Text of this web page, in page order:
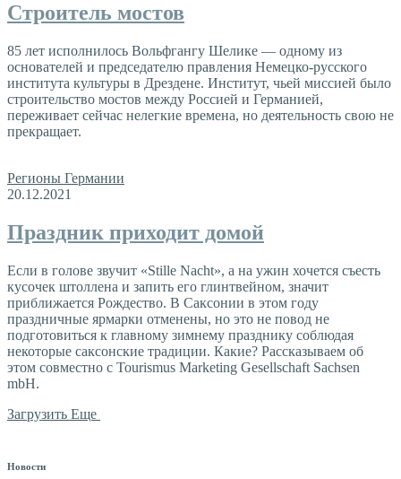
Строитель мостов
85 лет исполнилось Вольфгангу Шелике — одному из
основателей и председателю правления Немецко-русского
института культуры в Дрездене. Институт, чьей миссией было
строительство мостов между Россией и Германией,
переживает сейчас нелегкие времена, но деятельность свою не
прекращает.
Регионы Германии
20.12.2021
Праздник приходит домой
Если в голове звучит «Stille Nacht», а на ужин хочется съесть
кусочек штоллена и запить его глинтвейном, значит
приближается Рождество. В Саксонии в этом году
праздничные ярмарки отменены, но это не повод не
подготовиться к главному зимнему празднику соблюдая
некоторые саксонские традиции. Какие? Рассказываем об
этом совместно с Tourismus Marketing Gesellschaft Sachsen
mbH.
Загрузить Еще
Новости